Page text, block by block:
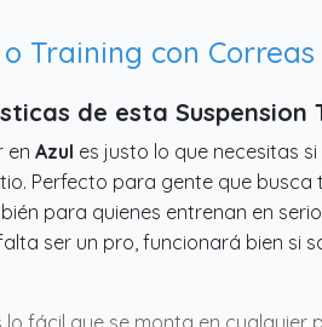
de esta Suspension
en Azul es justo lo que necesitas
Perfecto para gente que busca
para quienes entrenan en
ser un pro, funcionará bien si
lo fácil que se monta en